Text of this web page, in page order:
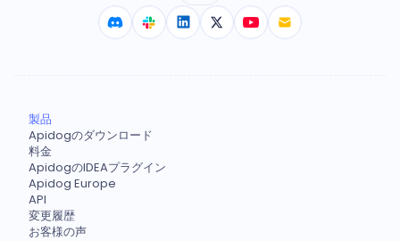
製品
Apidogのダウンロード
料金
ApidogのIDEAプラグイン
Apidog Europe
API
変更履歴
お客様の声